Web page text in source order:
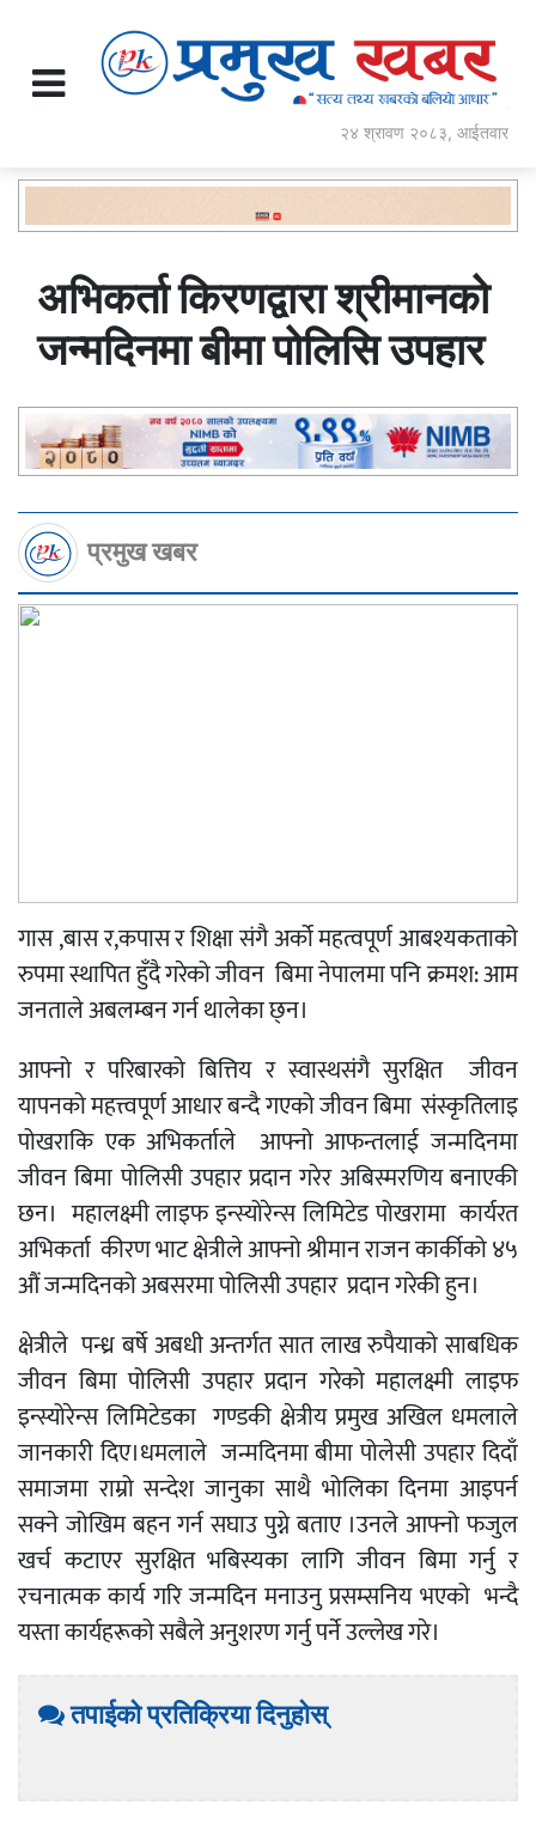
२४ श्रावण २०८३, आईतवार
अभिकर्ता किरणद्वारा श्रीमानको
जन्मदिनमा बीमा पोलिसि उपहार
प्रमुख खबर
गास ,बास र,कपास र शिक्षा संगै अर्को महत्वपूर्ण आबश्यकताको
रुपमा स्थापित हुँदै गरेको जीवन बिमा नेपालमा पनि क्रमश: आम
जनताले अबलम्बन गर्न थालेका छ्न।
आफ्नो र परिबारको बित्तिय र स्वास्थसंगै सुरक्षित जीवन
यापनको महत्त्वपूर्ण आधार बन्दै गएको जीवन बिमा संस्कृतिलाइ
पोखराकि एक अभिकर्ताले आफ्नो आफन्तलाई जन्मदिनमा
जीवन बिमा पोलिसी उपहार प्रदान गरेर अबिस्मरणिय बनाएकी
छन। महालक्ष्मी लाइफ इन्स्योरेन्स लिमिटेड पोखरामा कार्यरत
अभिकर्ता कीरण भाट क्षेत्रीले आफ्नो श्रीमान राजन कार्कीको ४५
औं जन्मदिनको अबसरमा पोलिसी उपहार प्रदान गरेकी हुन।
क्षेत्रीले पन्ध्र बर्षे अबधी अन्तर्गत सात लाख रुपैयाको साबधिक
जीवन बिमा पोलिसी उपहार प्रदान गरेको महालक्ष्मी लाइफ
इन्स्योरेन्स लिमिटेडका गण्डकी क्षेत्रीय प्रमुख अखिल धमलाले
जानकारी दिए।धमलाले जन्मदिनमा बीमा पोलेसी उपहार दिदाँ
समाजमा राम्रो सन्देश जानुका साथै भोलिका दिनमा आइपर्न
सक्ने जोखिम बहन गर्न सघाउ पुग्ने बताए ।उनले आफ्नो फजुल
खर्च कटाएर सुरक्षित भबिस्यका लागि जीवन बिमा गर्नु र
रचनात्मक कार्य गरि जन्मदिन मनाउनु प्रसम्सनिय भएको भन्दै
यस्ता कार्यहरूको सबैले अनुशरण गर्नु पर्ने उल्लेख गरे।
तपाईको प्रतिक्रिया दिनुहोस्